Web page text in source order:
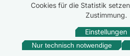
Cookies für die Statistik
Zustimmung.
Einstellungen
Nur technisch notwendige